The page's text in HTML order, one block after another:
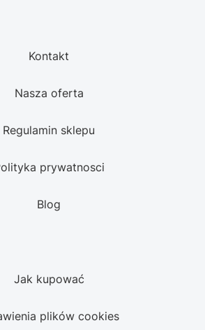
Kontakt
Nasza oferta
Regulamin sklepu
prywatnosci
Blog
Jak kupować
plików cookies